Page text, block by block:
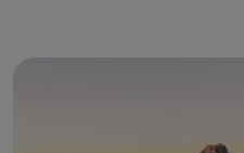
foresta di abeti rossi e di